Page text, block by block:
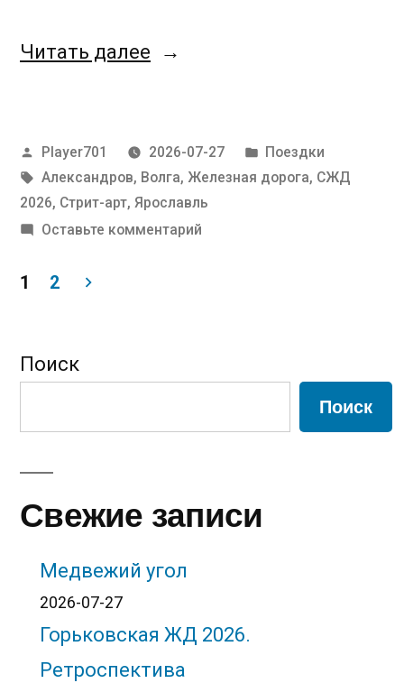
Читать далее «Медвежий
Написано
автором
Player701 2026-07-27
Написано
в
Поездки
Метки:
Александров, Волга, Железная дорога, СЖД
2026, Стрит-арт, Ярославль
Оставьте комментарийк
записей
1 2
Поиск
Поиск
Свежие записи
Медвежий угол
2026-07-27
Горьковская ЖД 2026.
Ретроспектива